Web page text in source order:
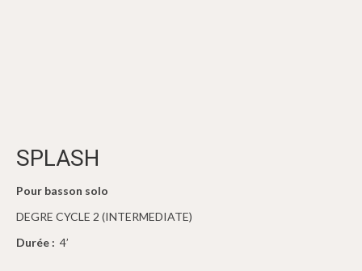
SPLASH
Pour basson solo
DEGRE CYCLE 2 (INTERMEDIATE)
Durée : 4’